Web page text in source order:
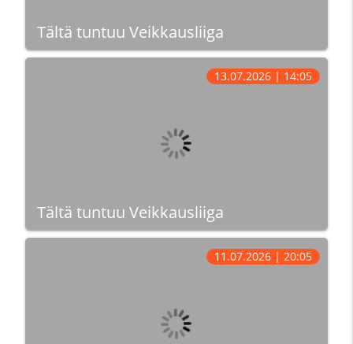
Tältä tuntuu Veikkausliiga
Tältä tuntuu Veikkausliiga
13.07.2026 | 14:05
11.07.2026 | 20:05